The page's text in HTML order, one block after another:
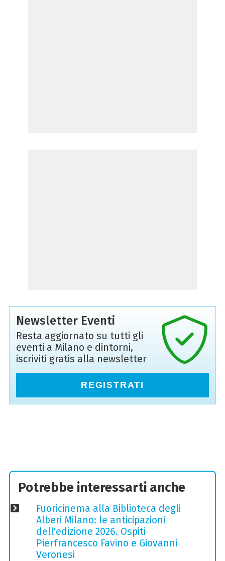
Newsletter Eventi
Resta aggiornato su tutti gli
eventi a Milano e dintorni,
iscriviti gratis alla newsletter
REGISTRATI
Potrebbe interessarti anche
Fuoricinema alla Biblioteca degli
Alberi Milano: le anticipazioni
dell'edizione 2026. Ospiti
Pierfrancesco Favino e Giovanni
Veronesi